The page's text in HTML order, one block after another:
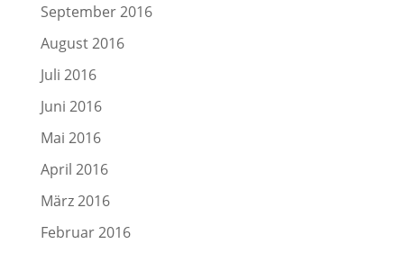
September 2016
August 2016
Juli 2016
Juni 2016
Mai 2016
April 2016
März 2016
Februar 2016